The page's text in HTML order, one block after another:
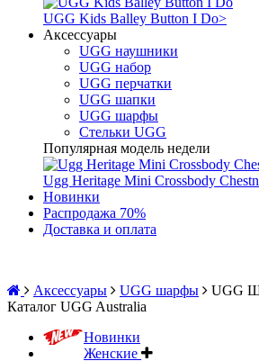
UGG Kids Balley Button I Do>
Аксессуары
UGG наушники
UGG набор
UGG перчатки
UGG шапки
UGG шарфы
Стельки UGG
Популярная модель недели
Ugg Heritage Mini Crossbody
Новинки
Распродажа 70%
Доставка и оплата
Аксессуары UGG шарфы
UGG
Каталог UGG Australia
Новинки
Женские